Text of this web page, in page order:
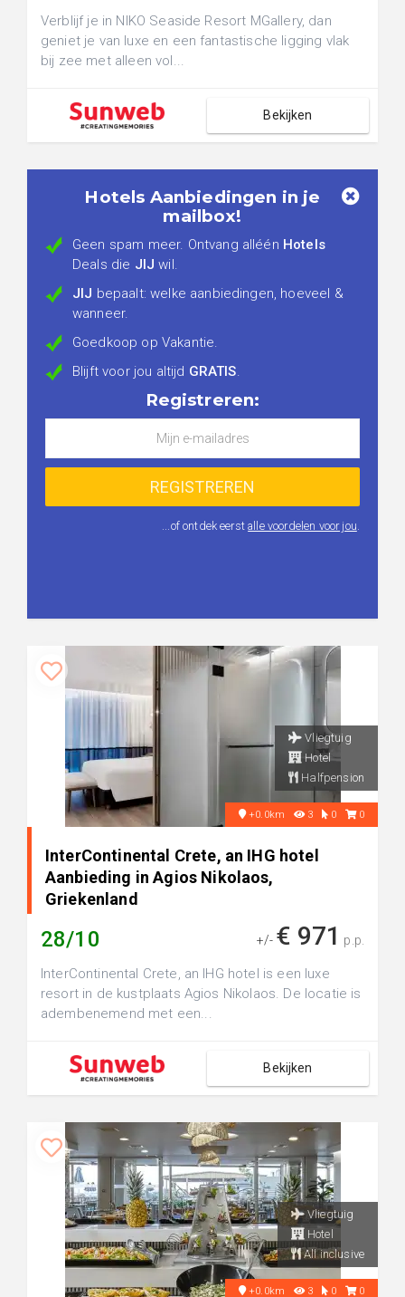
Verblijf je in NIKO Seaside Resort MGallery, dan
geniet je van luxe en een fantastische ligging vlak
bij zee met alleen vol...
Bekijken
Hotels Aanbiedingen in je
mailbox!
Geen spam meer. Ontvang alléén Hotels
Deals die JIJ wil.
JIJ bepaalt: welke aanbiedingen, hoeveel &
wanneer.
Goedkoop op Vakantie.
Blijft voor jou altijd GRATIS.
Registreren:
...of ontdek eerstalle voordelen voor jou.
Vliegtuig
Hotel
Halfpension
+0.0km 3 0 0
InterContinental Crete, an IHG hotel
Aanbieding in Agios Nikolaos,
Griekenland
28/10 +/- € 971 p.p.
InterContinental Crete, an IHG hotel is een luxe
resort in de kustplaats Agios Nikolaos. De locatie is
adembenemend met een...
Bekijken
Vliegtuig
Hotel
All inclusive
+0.0km 3 0 0